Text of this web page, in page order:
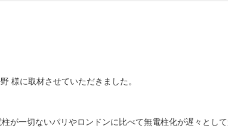
様に取材させていただきました。
が一切ないパリやロンドンに比べて無電柱化が遅々とし